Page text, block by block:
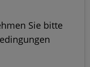
Sie bitte